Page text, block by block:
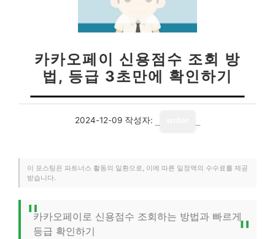
카카오페이 신용점수 조회 방
법, 등급 3초만에 확인하기
2024-12-09 작성자:
이 포스팅은 파트너스 활동의 일환으로, 이에 따른 일정액의 수수료를 제공
받습니다.
카카오페이로 신용점수 조회하는 방법과 빠르게
등급 확인하기